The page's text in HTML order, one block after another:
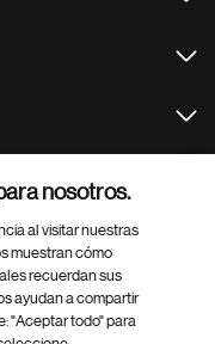
nosotros.
al visitar nuestras
muestran cómo
recuerdan sus
ayudan a compartir
"Aceptar todo" para